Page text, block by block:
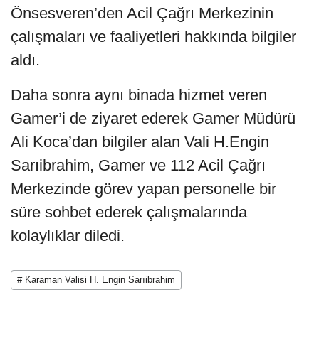
Önsesveren’den Acil Çağrı Merkezinin
çalışmaları ve faaliyetleri hakkında bilgiler
aldı.
Daha sonra aynı binada hizmet veren
Gamer’i de ziyaret ederek Gamer Müdürü
Ali Koca’dan bilgiler alan Vali H.Engin
Sarıibrahim, Gamer ve 112 Acil Çağrı
Merkezinde görev yapan personelle bir
süre sohbet ederek çalışmalarında
kolaylıklar diledi.
# Karaman Valisi H. Engin Sarıibrahim